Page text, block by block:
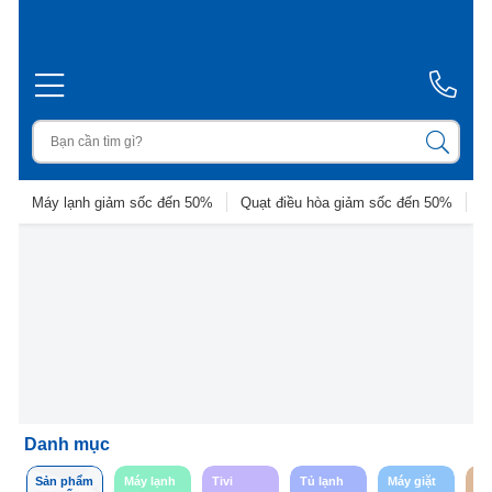
Máy lạnh giảm sốc đến 50% Quạt điều hòa giảm sốc đến 50%
Danh mục
Sản phẩm
Máy lạnh Tivi Tủ lạnh Máy giặt